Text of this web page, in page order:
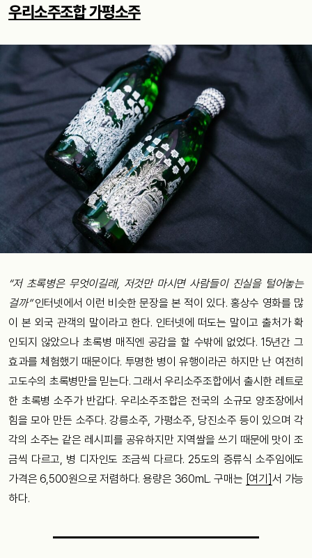
우리소주조합 가평소주
“저 초록병은 무엇이길래, 저것만 마시면 사람들이 진실을 털어놓는
걸까”인터넷에서 이런 비슷한 문장을 본 적이 있다. 홍상수 영화를 많
이 본 외국 관객의 말이라고 한다. 인터넷에 떠도는 말이고 출처가 확
인되지 않았으나 초록병 매직엔 공감을 할 수밖에 없었다. 15년간 그
효과를 체험했기 때문이다. 투명한 병이 유행이라곤 하지만 난 여전히
고도수의 초록병만을 믿는다. 그래서 우리소주조합에서 출시한 레트로
한 초록병 소주가 반갑다. 우리소주조합은 전국의 소규모 양조장에서
힘을 모아 만든 소주다. 강릉소주, 가평소주, 당진소주 등이 있으며 각
각의 소주는 같은 레시피를 공유하지만 지역쌀을 쓰기 때문에 맛이 조
금씩 다르고, 병 디자인도 조금씩 다르다. 25도의 증류식 소주임에도
가격은 6,500원으로 저렴하다. 용량은 360mL. 구매는 [여기]서 가능
하다.